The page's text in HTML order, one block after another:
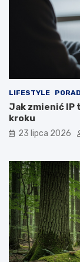
LIFESTYLE
Jak zmienić IP
kroku
23 lipca 2026